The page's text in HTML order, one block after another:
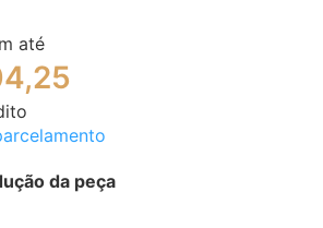
até
da peça